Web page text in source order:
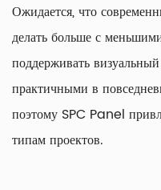
Ожидается, что
делать больше с
поддерживать
практичными в
поэтому SPC Panel
типам проектов.